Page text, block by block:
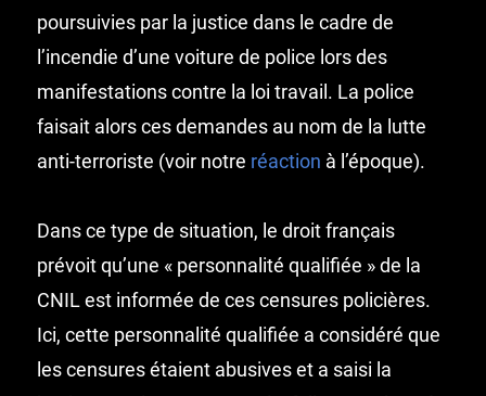
poursuivies par la justice dans le cadre de
l’incendie d’une voiture de police lors des
manifestations contre la loi travail. La police
faisait alors ces demandes au nom de la lutte
anti-terroriste (voir notre réaction à l’époque).
Dans ce type de situation, le droit français
prévoit qu’une « personnalité qualifiée » de la
CNIL est informée de ces censures policières.
Ici, cette personnalité qualifiée a considéré que
les censures étaient abusives et a saisi la